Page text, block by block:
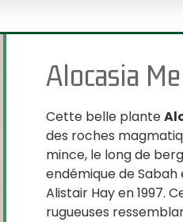
Alocasia
Cette belle plante
des roches
mince, le long de
endémique de
Alistair Hay en 1997.
rugueuses